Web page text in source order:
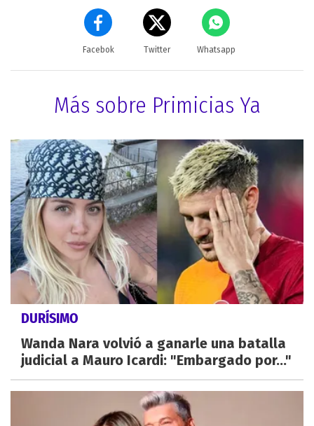
Facebok Twitter Whatsapp
Más sobre Primicias Ya
DURÍSIMO
Wanda Nara volvió a ganarle una batalla
judicial a Mauro Icardi: "Embargado por..."